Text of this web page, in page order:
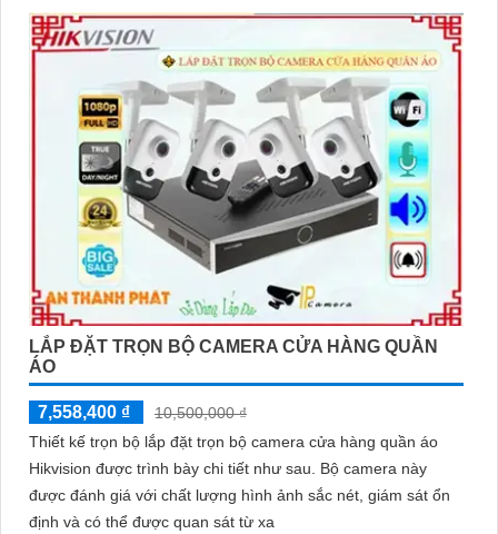
LẮP ĐẶT TRỌN BỘ CAMERA CỬA HÀNG QUẦN
ÁO
7,558,400 ₫
10,500,000 ₫
Thiết kế trọn bộ lắp đặt trọn bộ camera cửa hàng quần áo
Hikvision được trình bày chi tiết như sau. Bộ camera này
được đánh giá với chất lượng hình ảnh sắc nét, giám sát ổn
định và có thể được quan sát từ xa